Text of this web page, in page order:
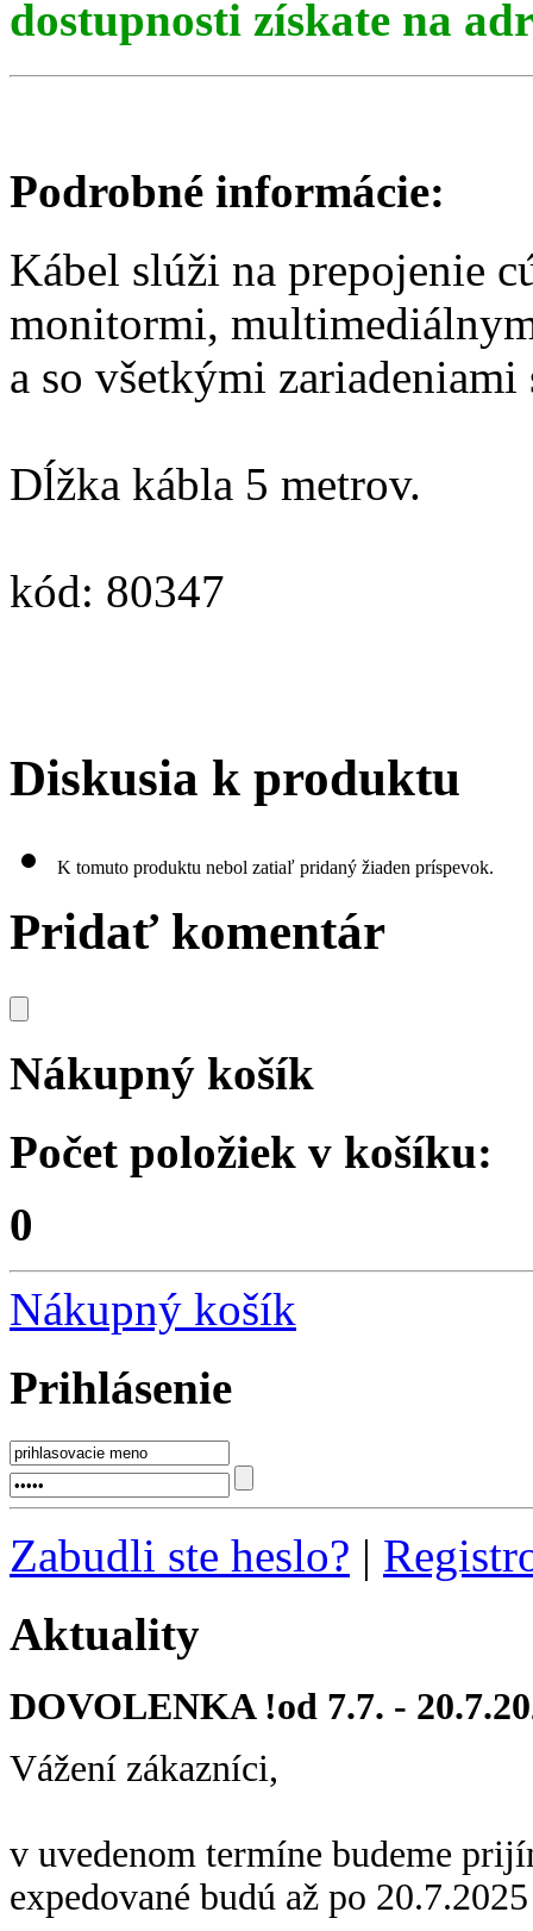
dostupnosti získate na
Podrobné informácie:
Kábel slúži na prepojenie
monitormi,
a so všetkými
Dĺžka kábla 5 metrov.
kód: 80347
Diskusia k produktu
K tomuto produktu nebol zatiaľ pridaný žiaden príspevok.
Pridať komentár
Nákupný košík
Počet položiek v košíku:
0
Nákupný košík
Prihlásenie
Zabudli ste heslo? |
Aktuality
DOVOLENKA !od 7.7. -
Vážení zákazníci,
v uvedenom termíne budeme
expedované budú až po